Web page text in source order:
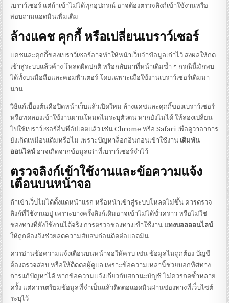
เบราว์เซอร์ แต่ถ้าเข้าไม่ได้ทุกอุปกรณ์ อาจต้องตรวจลิงก์เข้าใช้งานหรือ
สอบถามแอดมินเพิ่มเติม
ล้างแคช คุกกี้ หรือเปลี่ยนเบราว์เซอร์
แคชและคุกกี้ของเบราว์เซอร์อาจทำให้หน้าเว็บจำข้อมูลเก่าไว้ ส่งผลให้กด
เข้าสู่ระบบแล้วค้าง โหลดผิดปกติ หรือกลับมาที่หน้าเดิมซ้ำ ๆ กรณีนี้มักพบ
ได้ทั้งบนมือถือและคอมพิวเตอร์ โดยเฉพาะเมื่อใช้งานเบราว์เซอร์เดิมมา
นาน
วิธีแก้เบื้องต้นคือปิดหน้าเว็บแล้วเปิดใหม่ ล้างแคชและคุกกี้ของเบราว์เซอร์
หรือทดลองเข้าใช้งานผ่านโหมดไม่ระบุตัวตน หากยังไม่ได้ ให้ลองเปลี่ยน
ไปใช้เบราว์เซอร์อื่นที่อัปเดตแล้ว เช่น Chrome หรือ Safari เพื่อดูว่าอาการ
ยังเกิดเหมือนเดิมหรือไม่ เพราะปัญหาล็อกอินก่อนเข้าใช้งาน เดิมพัน
ออนไลน์ อาจเกิดจากข้อมูลเก่าที่เบราว์เซอร์จำไว้
ตรวจลิงก์เข้าใช้งานและข้อความแจ้ง
เตือนบนหน้าจอ
ถ้าเข้าเว็บไม่ได้ตั้งแต่หน้าแรก หรือหน้าเข้าสู่ระบบโหลดไม่ขึ้น ควรตรวจ
ลิงก์ที่ใช้งานอยู่ เพราะบางครั้งลิงก์เดิมอาจเข้าไม่ได้ชั่วคราว หรือไม่ใช่
ช่องทางที่ยังใช้งานได้จริง การตรวจช่องทางเข้าใช้งาน แทงบอลออนไลน์
ให้ถูกต้องจึงช่วยลดความสับสนก่อนติดต่อแอดมิน
ควรอ่านข้อความแจ้งเตือนบนหน้าจอให้ครบ เช่น ข้อมูลไม่ถูกต้อง บัญชี
ต้องตรวจสอบ หรือให้ติดต่อผู้ดูแล เพราะข้อความเหล่านี้ช่วยบอกทิศทาง
การแก้ปัญหาได้ หากข้อความแจ้งเกี่ยวกับสถานะบัญชี ไม่ควรกดซ้ำหลาย
ครั้ง แต่ควรเตรียมข้อมูลที่จำเป็นแล้วติดต่อแอดมินผ่านช่องทางที่เว็บไซต์
ระบุไว้